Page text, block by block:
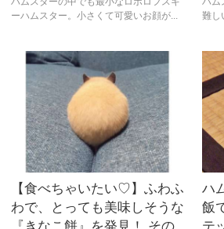
ーハムスター。小さくて可愛いお顔が...
難し
【食べちゃいたい♡】ふわふ
わで、とっても美味しそうな
『きなこ餅』を発見！ その
ハ
飯
テ